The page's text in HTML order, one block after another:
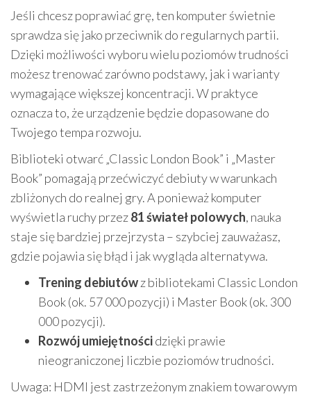
Jeśli chcesz poprawiać grę, ten komputer świetnie
sprawdza się jako przeciwnik do regularnych partii.
Dzięki możliwości wyboru wielu poziomów trudności
możesz trenować zarówno podstawy, jak i warianty
wymagające większej koncentracji. W praktyce
oznacza to, że urządzenie będzie dopasowane do
Twojego tempa rozwoju.
Biblioteki otwarć „Classic London Book” i „Master
Book” pomagają przećwiczyć debiuty w warunkach
zbliżonych do realnej gry. A ponieważ komputer
wyświetla ruchy przez81 świateł polowych, nauka
staje się bardziej przejrzysta – szybciej zauważasz,
gdzie pojawia się błąd i jak wygląda alternatywa.
Trening debiutówz bibliotekami Classic London
Book (ok. 57 000 pozycji) i Master Book (ok. 300
000 pozycji).
Rozwój umiejętnościdzięki prawie
nieograniczonej liczbie poziomów trudności.
Uwaga: HDMI jest zastrzeżonym znakiem towarowym